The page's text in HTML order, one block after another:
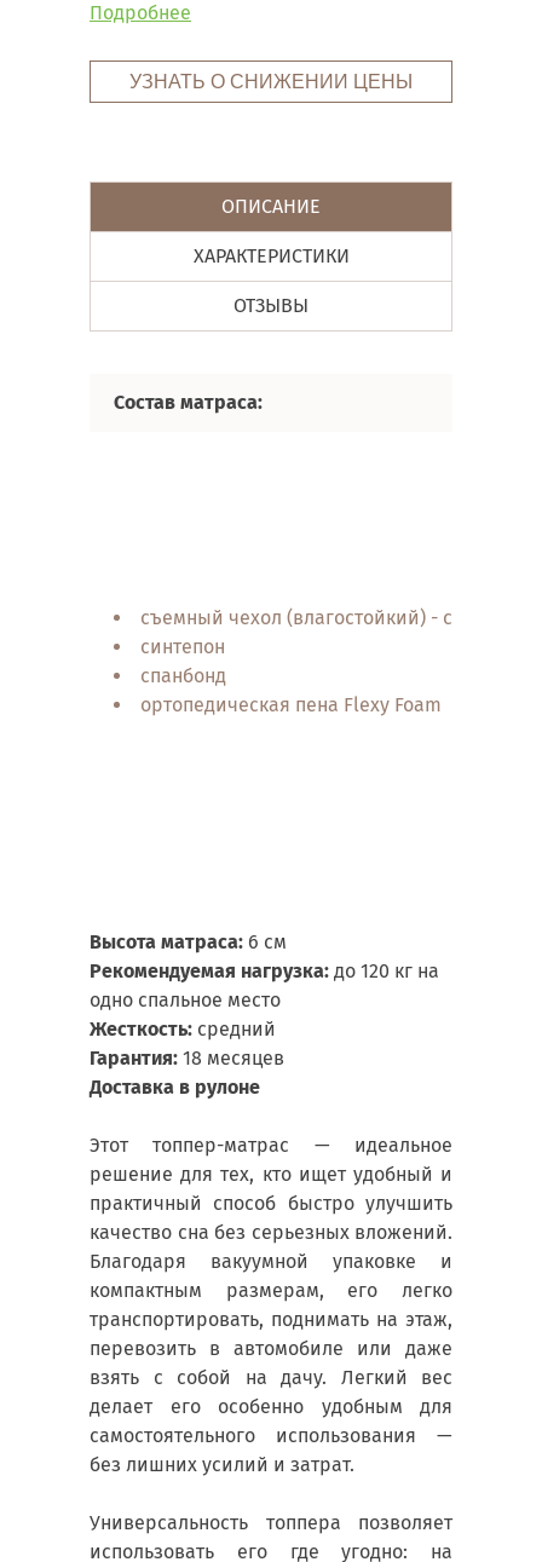
Подробнее
УЗНАТЬ О СНИЖЕНИИ ЦЕНЫ
ОПИСАНИЕ
ХАРАКТЕРИСТИКИ
ОТЗЫВЫ
Состав матраса:
съемный чехол (влагостойкий) - стрейч
синтепон
спанбонд
ортопедическая пена Flexy Foam
Высота матраса: 6 см
Рекомендуемая нагрузка: до 120 кг на
одно спальное место
Жесткость: средний
Гарантия: 18 месяцев
Доставка в рулоне
Этот топпер-матрас — идеальное
решение для тех, кто ищет удобный и
практичный способ быстро улучшить
качество сна без серьезных вложений.
Благодаря вакуумной упаковке и
компактным размерам, его легко
транспортировать, поднимать на этаж,
перевозить в автомобиле или даже
взять с собой на дачу. Легкий вес
делает его особенно удобным для
самостоятельного использования —
без лишних усилий и затрат.
Универсальность топпера позволяет
использовать его где угодно: на